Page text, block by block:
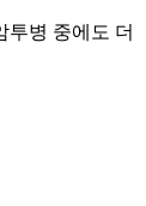
투병 중에도 더